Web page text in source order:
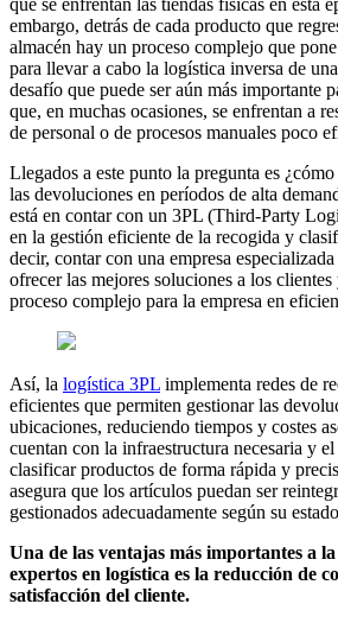
que se enfrentan las tiendas físicas en esta
embargo, detrás de cada producto que
almacén hay un proceso complejo que
para llevar a cabo la logística inversa de
desafío que puede ser aún más importante
que, en muchas ocasiones, se enfrentan a
de personal o de procesos manuales poco
Llegados a este punto la pregunta es
las devoluciones en períodos de alta
está en contar con un 3PL (Third-Party
en la gestión eficiente de la recogida y
decir, contar con una empresa
ofrecer las mejores soluciones a los
proceso complejo para la empresa en
Así, la logística 3PL implementa redes de
eficientes que permiten gestionar las
ubicaciones, reduciendo tiempos y costes
cuentan con la infraestructura necesaria y
clasificar productos de forma rápida y
asegura que los artículos puedan ser
gestionados adecuadamente según su
Una de las ventajas más importantes a
expertos en logística es la reducción de
satisfacción del cliente.